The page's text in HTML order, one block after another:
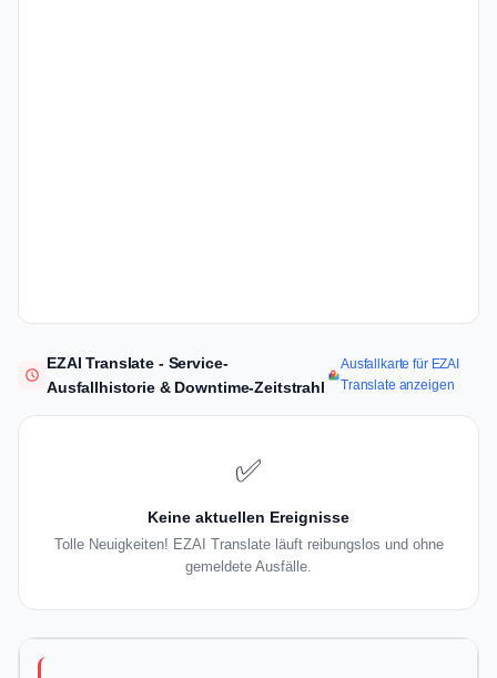
EZAI Translate - Service-
Ausfallhistorie & Downtime-Zeitstrahl
Ausfallkarte für EZAI
Translate anzeigen
✅
Keine aktuellen Ereignisse
Tolle Neuigkeiten! EZAI Translate läuft reibungslos und ohne
gemeldete Ausfälle.